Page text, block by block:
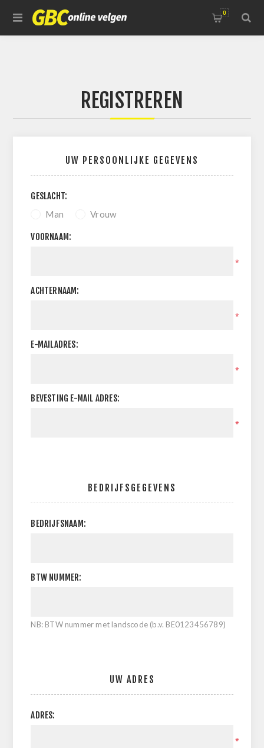
0
REGISTREREN
UW PERSOONLIJKE GEGEVENS
GESLACHT:
Man Vrouw
VOORNAAM:
*
ACHTERNAAM:
*
E-MAILADRES:
*
BEVESTING E-MAIL ADRES:
*
BEDRIJFSGEGEVENS
BEDRIJFSNAAM:
BTW NUMMER:
NB: BTW nummer met landscode (b.v. BE0123456789)
UW ADRES
ADRES:
*